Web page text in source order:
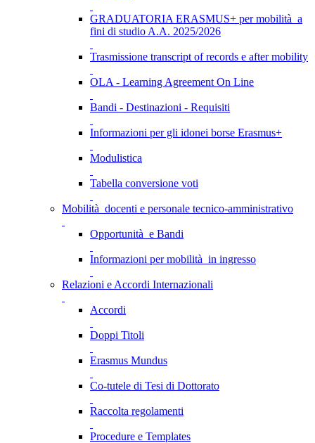
GRADUATORIA ERASMUS+ per mobilità a
fini di studio A.A. 2025/2026
Trasmissione transcript of records e after mobility
OLA - Learning Agreement On Line
Bandi - Destinazioni - Requisiti
Informazioni per gli idonei borse Erasmus+
Modulistica
Tabella conversione voti
Mobilità docenti e personale tecnico-amministrativo
Opportunità e Bandi
Informazioni per mobilità in ingresso
Relazioni e Accordi Internazionali
Accordi
Doppi Titoli
Erasmus Mundus
Co-tutele di Tesi di Dottorato
Raccolta regolamenti
Procedure e Templates